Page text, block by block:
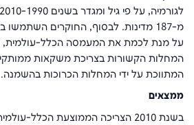
מ-187 מדינות. לבסוף, החוקרים
על מנת לכמת את המעמסה הכלל-עולמית,
המחלות הקשורות בצריכת משקאות ממותקים
המתווכת על ידי המחלות הכרוכות בהשמנה.
ממצאים
בשנת 2010 הצריכה הממוצעת